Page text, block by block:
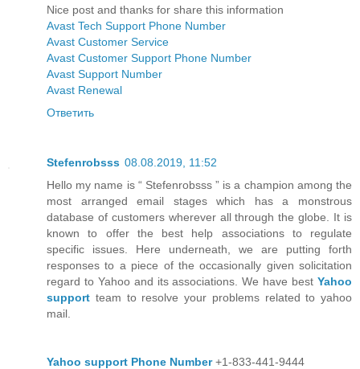
Nice post and thanks for share this information
Avast Tech Support Phone Number
Avast Customer Service
Avast Customer Support Phone Number
Avast Support Number
Avast Renewal
Ответить
Stefenrobsss 08.08.2019, 11:52
Hello my name is “ Stefenrobsss ” is a champion among the
most arranged email stages which has a monstrous
database of customers wherever all through the globe. It is
known to offer the best help associations to regulate
specific issues. Here underneath, we are putting forth
responses to a piece of the occasionally given solicitation
regard to Yahoo and its associations. We have best Yahoo
support team to resolve your problems related to yahoo
mail.
Yahoo support Phone Number+1-833-441-9444